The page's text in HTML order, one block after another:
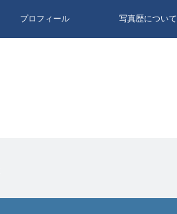
プロフィール 写真歴について